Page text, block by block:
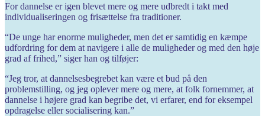
For dannelse er igen blevet mere og mere udbredt i takt med
individualiseringen og frisættelse fra traditioner.
“De unge har enorme muligheder, men det er samtidig en kæmpe
udfordring for dem at navigere i alle de muligheder og med den høje
grad af frihed,” siger han og tilføjer:
“Jeg tror, at dannelsesbegrebet kan være et bud på den
problemstilling, og jeg oplever mere og mere, at folk fornemmer, at
dannelse i højere grad kan begribe det, vi erfarer, end for eksempel
opdragelse eller socialisering kan.”